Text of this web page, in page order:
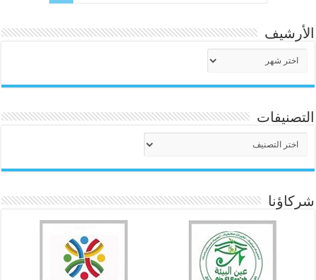
الأرشيف
التصنيفات
شركاؤنا